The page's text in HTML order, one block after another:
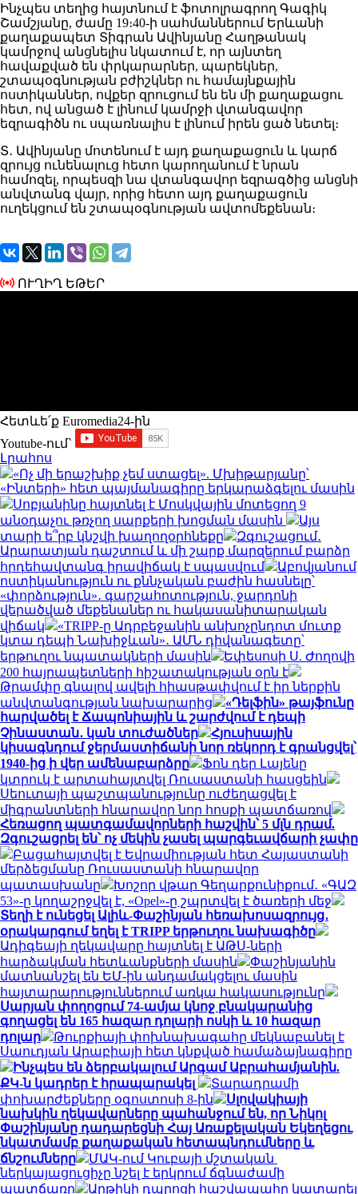
Ինչպես տեղից հայտնում է ֆոտոլրագրող Գագիկ
Շամշյանը, ժամը 19։40-ի սահմաններում Երևանի
քաղաքապետ Տիգրան Ավինյանը Հաղթանակ
կամրջով անցնելիս նկատում է, որ այնտեղ
հավաքված են փրկարարներ, պարեկներ,
շտապօգնության բժիշկներ ու համայնքային
ոստիկաններ, ովքեր զրուցում են են մի քաղաքացու
հետ, ով անցած է լինում կամրջի վտանգավոր
եզրագիծն ու սպառնալիս է լինում իրեն ցած նետել։
Տ․ Ավինյանը մոտենում է այդ քաղաքացուն և կարճ
զրույց ունենալուց հետո կարողանում է նրան
համոզել, որպեսզի նա վտանգավոր եզրագծից անցնի
անվտանգ վայր, որից հետո այդ քաղաքացուն
ուղեկցում են շտապօգնության ավտոմեքենան։
ՈՒՂԻՂ ԵԹԵՐ
Հետևե՛ք Euromedia24-ին
Youtube-ում`
Լրահոս
«Ոչ մի երաշխիք չեմ ստացել». Մխիթարյանը՝
«Ինտերի» հետ պայմանագիրը երկարաձգելու մասին
Սոբյանինը հայտնել է Մոսկվային մոտեցող 9
անօդաչու թռչող սարքերի խոցման մասին
Այս
տարի ե՞րբ կնշվի խաղողօրհնեքը
Զգուշացում․
Արարատյան դաշտում և մի շարք մարզերում բարձր
հրդեհավտանգ իրավիճակ է սպասվում
Աբովյանում
ոստիկանություն ու քննչական բաժին հասնելը՝
«փորձություն»․ գարշահոտություն, ջարդոնի
վերածված մեքենաներ ու հակասանիտարական
վիճակ
«TRIPP-ը Ադրբեջանին անխոչընդոտ մուտք
կտա դեպի Նախիջևան»․ ԱՄՆ դիվանագետը՝
երթուղու նպատակների մասին
Եփեսոսի Ս. Ժողովի
200 հայրապետների հիշատակության օրն է
Թրամփը գնալով ավելի հիասթափվում է իր ներքին
անվտանգության նախարարից
«Դելֆին» թայֆունը
հարվածել է Ճապոնիային և շարժվում է դեպի
Չինաստան․ կան տուժածներ
Հյուսիսային
կիսագնդում ջերմաստիճանի նոր ռեկորդ է գրանցվել՝
1940-ից ի վեր ամենաբարձրը
Ֆոն դեր Լայենը
կտրուկ է արտահայտվել Ռուսաստանի հասցեին
Սեուտայի ​​պաշտպանությունը ուժեղացվել է
միգրանտների հնարավոր նոր հոսքի պատճառով
Հեռացող պատգամավորների հաշվին՝ 5 մլն դրամ.
Զգուշացրել են՝ ոչ մեկին չասել պարգեւավճարի չափը
Բացահայտվել է Եվրամիության հետ Հայաստանի
մերձեցմանը Ռուսաստանի հնարավոր
պատասխանը
Խոշոր վթար Գեղարքունիքում․ «ԳԱԶ
53»-ը կողաշրջվել է, «Opel»-ը շպրտվել է ծառերի մեջ
Տեղի է ունեցել Ալիև-Փաշինյան հեռախոսազրույց․
օրակարգում եղել է TRIPP երթուղու նախագիծը
Ադիգեայի ղեկավարը հայտնել է ԱԹՍ-ների
հարձակման հետևանքների մասին
Փաշինյանին
մատնանշել են ԵՄ-ին անդամակցելու մասին
հայտարարություններում առկա հակասությունը
Սարյան փողոցում 74-ամյա կնոջ բնակարանից
գողացել են 165 հազար դոլարի ոսկի և 10 հազար
դոլար
Թուրքիայի փոխնախագահը մեկնաբանել է
Սաուդյան Արաբիայի հետ կնքված համաձայնագիրը
Ինչպես են ձերբակալում Արգամ Աբրահամյանին.
ՔԿ-ն կադրեր է հրապարակել
Տարադրամի
փոխարժեքները օգոստոսի 8-ին
Սլովակիայի
նախկին ղեկավարները պահանջում են, որ Նիկոլ
Փաշինյանը դադարեցնի Հայ Առաքելական Եկեղեցու
նկատմամբ քաղաքական հետապնդումները և
ճնշումները
ՄԱԿ-ում Կուբայի մշտական ​​
ներկայացուցիչը նշել է երկրում ճգնաժամի
պատճառը
Արթիկի դպրոցի հաշվապահը կատարել